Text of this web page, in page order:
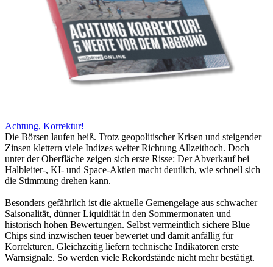
Achtung, Korrektur!
Die Börsen laufen heiß. Trotz geopolitischer Krisen und steigender
Zinsen klettern viele Indizes weiter Richtung Allzeithoch. Doch
unter der Oberfläche zeigen sich erste Risse: Der Abverkauf bei
Halbleiter-, KI- und Space-Aktien macht deutlich, wie schnell sich
die Stimmung drehen kann.
Besonders gefährlich ist die aktuelle Gemengelage aus schwacher
Saisonalität, dünner Liquidität in den Sommermonaten und
historisch hohen Bewertungen. Selbst vermeintlich sichere Blue
Chips sind inzwischen teuer bewertet und damit anfällig für
Korrekturen. Gleichzeitig liefern technische Indikatoren erste
Warnsignale. So werden viele Rekordstände nicht mehr bestätigt.